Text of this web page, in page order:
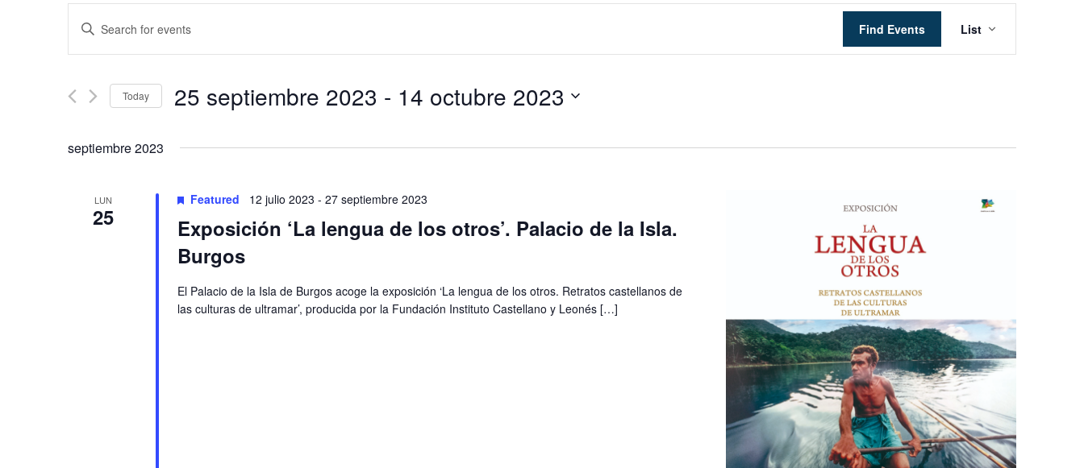
Events
Search
and
Views
Navigation
Enter
Keyword.
Search
Events
Find Events
Views
Navigation
List
Today 25 septiembre 2023 - 14 octubre 2023
septiembre 2023
LUN
25
Featured 12 julio 2023 - 27 septiembre 2023
Exposición ‘La lengua de los otros’. Palacio de la Isla.
Burgos
El Palacio de la Isla de Burgos acoge la exposición ‘La lengua de los otros. Retratos castellanos de
las culturas de ultramar’, producida por la Fundación Instituto Castellano y Leonés […]